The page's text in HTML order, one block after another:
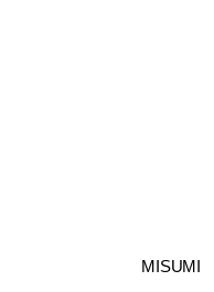
MISUMI